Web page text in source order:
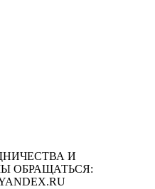
И
ОБРАЩАТЬСЯ: